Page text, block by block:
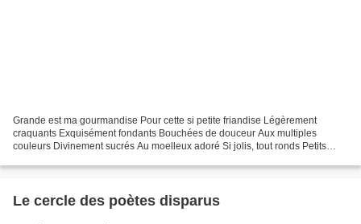
Grande est ma gourmandise Pour cette si petite friandise Légèrement
craquants Exquisément fondants Bouchées de douceur Aux multiples
couleurs Divinement sucrés Au moelleux adoré Si jolis, tout ronds Petits
Le cercle des poètes disparus